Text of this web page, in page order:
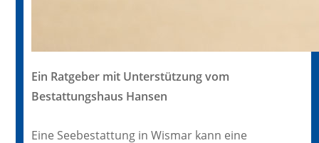
Ein Ratgeber mit Unterstützung vom
Bestattungshaus Hansen
Eine Seebestattung in Wismar kann eine